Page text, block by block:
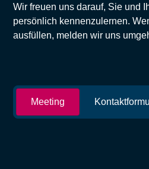
Wir freuen uns darauf, Sie und
persönlich kennenzulernen.
ausfüllen, melden wir uns
Meeting